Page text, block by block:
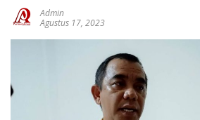
Admin
Agustus 17, 2023